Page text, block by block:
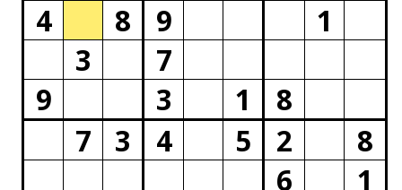
4 8 9
1
3
7
9
3 1
8
7
3 4 5 2
8
6
1